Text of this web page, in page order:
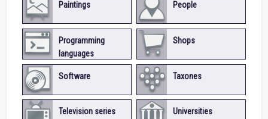
Paintings People
Programming
languages
Shops
Software Taxones
Television series Universities